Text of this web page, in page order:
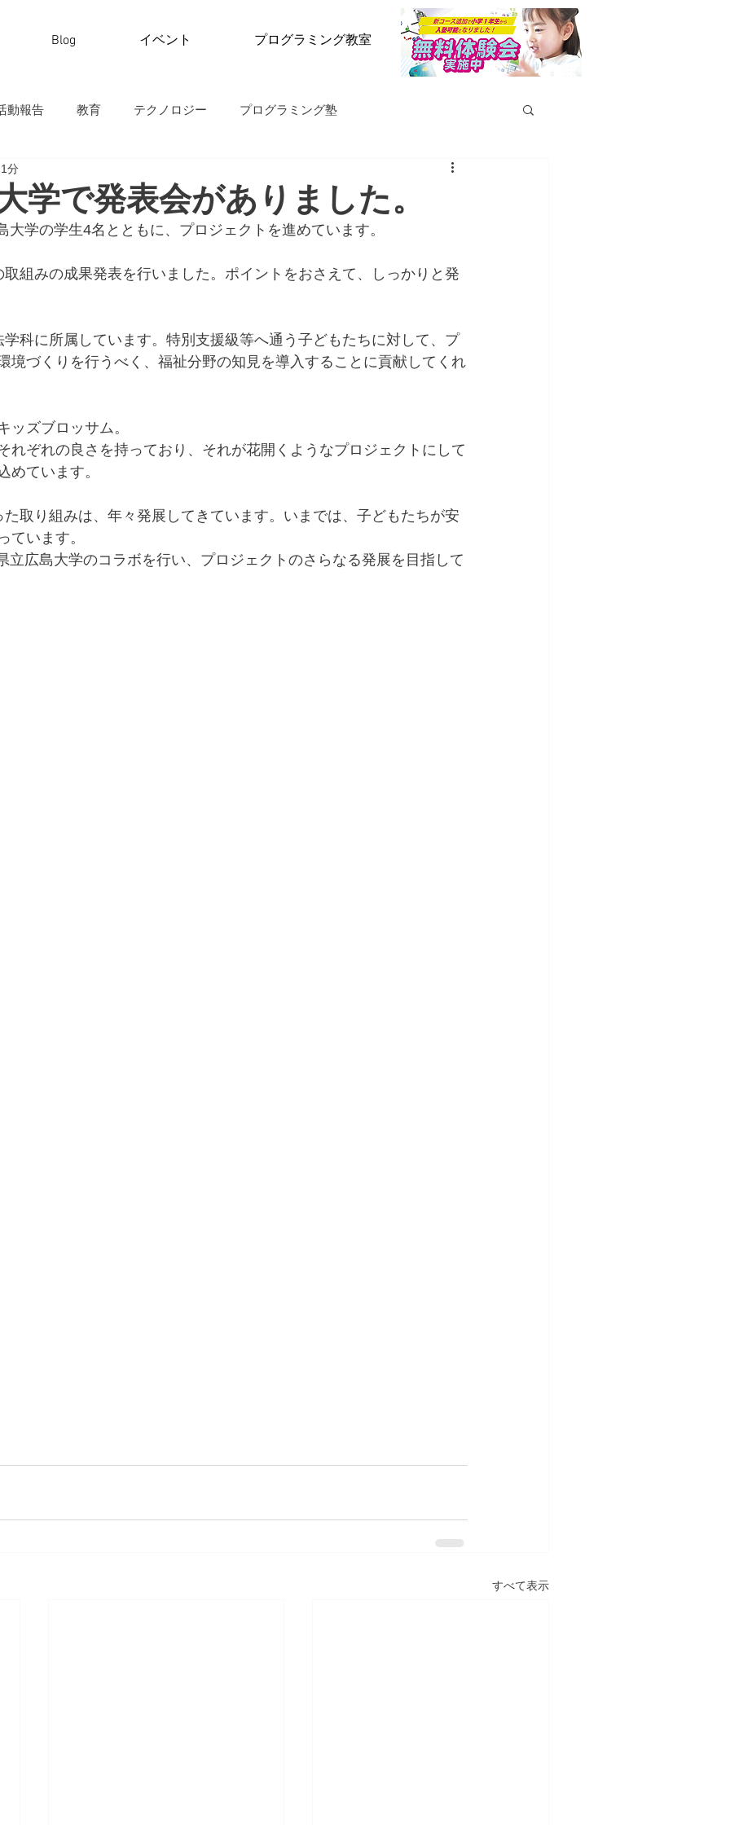
Blog イベント プログラミング教室
動報告 教育 テクノロジー プログラミング塾
学で発表会がありました。
分
大学の学生4名とともに、プロジェクトを進めています。
組みの成果発表を行いました。ポイントをおさえて、しっかりと発
科に所属しています。特別支援級等へ通う子どもたちに対して、プ
境づくりを行うべく、福祉分野の知見を導入することに貢献してくれ
ッズブロッサム。
れぞれの良さを持っており、それが花開くようなプロジェクトにして
めています。
取り組みは、年々発展してきています。いまでは、子どもたちが安
ています。
立広島大学のコラボを行い、プロジェクトのさらなる発展を目指して
すべて表示